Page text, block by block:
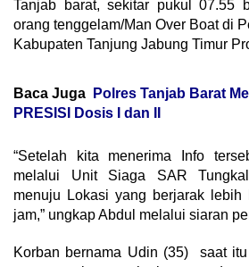
Tanjab barat, sekitar pukul 07.55
orang tenggelam/Man Over Boat di
Kabupaten Tanjung Jabung Timur
Baca Juga
Polres Tanjab Barat
PRESISI Dosis I dan II
“Setelah kita menerima Info
melalui Unit Siaga SAR
menuju Lokasi yang berjarak
jam,” ungkap Abdul melalui siaran
Korban bernama Udin (35) saat